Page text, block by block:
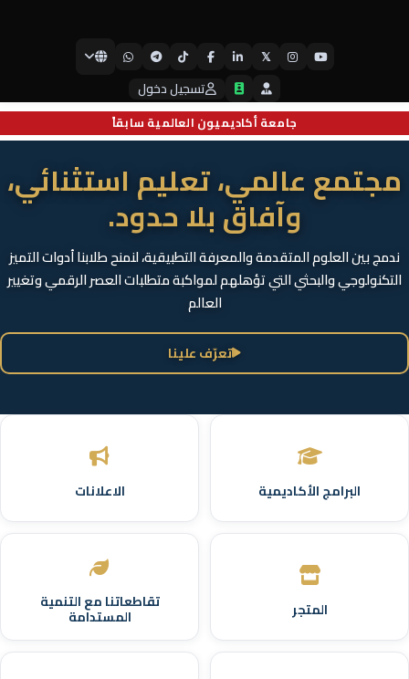
جامعة أكاديميون العالمية سابقاً
𝕏
تسجيل دخول
جامعة أيبكسي العالمية
مجتمع عالمي، تعليم استثنائي،
وآفاق بلا حدود.
ندمج بين العلوم المتقدمة والمعرفة التطبيقية، لنمنح طلابنا أدوات التميز
التكنولوجي والبحثي التي تؤهلهم لمواكبة متطلبات العصر الرقمي وتغيير
العالم
تعرّف علينا
البرامج الأكاديمية الاعلانات
المتجر تقاطعاتنا مع التنمية
المستدامة